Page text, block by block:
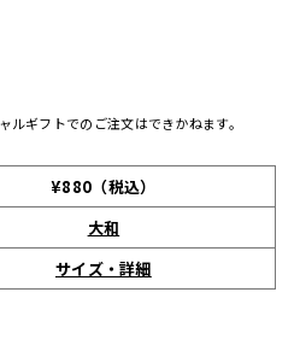
ギフトでのご注文はできかねます。
¥880（税込）
大和
サイズ・詳細